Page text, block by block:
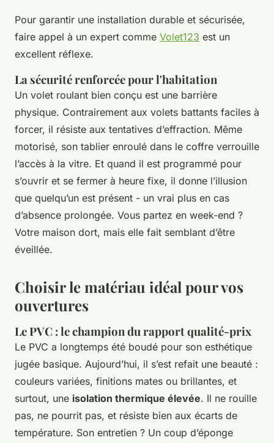
Pour garantir une installation durable et sécurisée,
faire appel à un expert comme Volet123 est un
excellent réflexe.
La sécurité renforcée pour l'habitation
Un volet roulant bien conçu est une barrière
physique. Contrairement aux volets battants faciles à
forcer, il résiste aux tentatives d’effraction. Même
motorisé, son tablier enroulé dans le coffre verrouille
l’accès à la vitre. Et quand il est programmé pour
s’ouvrir et se fermer à heure fixe, il donne l’illusion
que quelqu’un est présent - un vrai plus en cas
d’absence prolongée. Vous partez en week-end ?
Votre maison dort, mais elle fait semblant d’être
éveillée.
Choisir le matériau idéal pour vos
ouvertures
Le PVC : le champion du rapport qualité-prix
Le PVC a longtemps été boudé pour son esthétique
jugée basique. Aujourd’hui, il s’est refait une beauté :
couleurs variées, finitions mates ou brillantes, et
surtout, une isolation thermique élevée. Il ne rouille
pas, ne pourrit pas, et résiste bien aux écarts de
température. Son entretien ? Un coup d’éponge